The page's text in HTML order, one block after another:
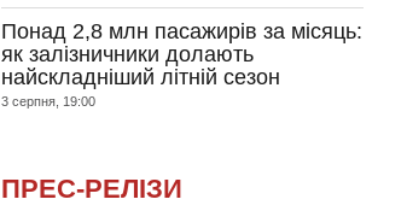
Понад 2,8 млн пасажирів за місяць:
як залізничники долають
найскладніший літній сезон
3 серпня, 19:00
ПРЕС-РЕЛІЗИ